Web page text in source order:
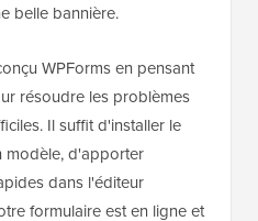
belle bannière.
WPForms en pensant
résoudre les problèmes
Il suffit d'installer le
modèle, d'apporter
dans l'éditeur
formulaire est en ligne et